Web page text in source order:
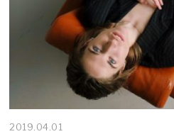
2019.04.01